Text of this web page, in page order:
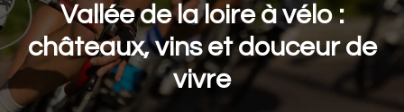
Vallée de la loire à vélo :
châteaux, vins et douceur de
vivre